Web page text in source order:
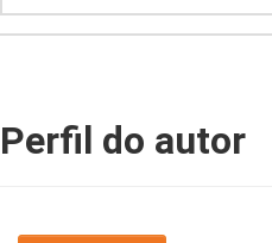
Perfil do autor